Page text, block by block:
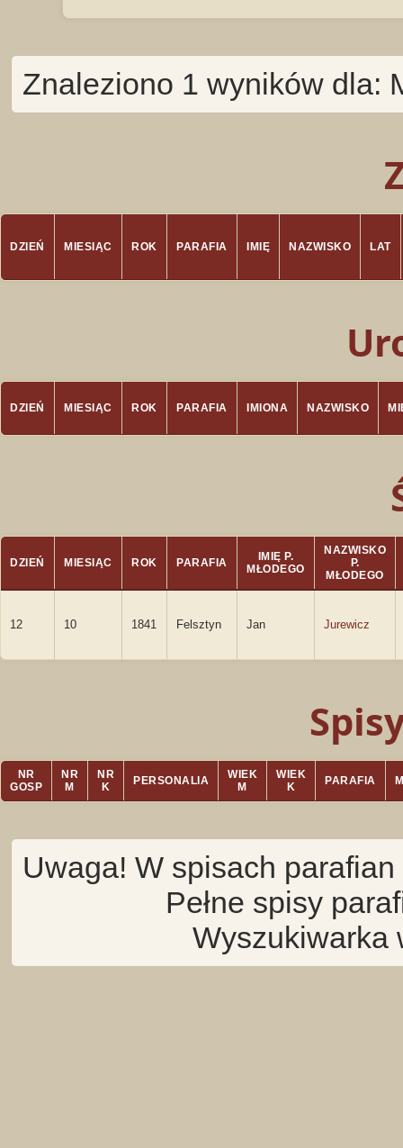
Znaleziono 1 wyników dla:
DZIEŃ MIESIĄC ROK PARAFIA IMIĘ NAZWISKO LAT
DZIEŃ MIESIĄC ROK PARAFIA IMIONA NAZWISKO
DZIEŃ MIESIĄC ROK PARAFIA
IMIĘ P.
MŁODEGO
NAZWISKO
P.
MŁODEGO
12 10 1841 Felsztyn Jan Jurewicz
NR
GOSP
NR
M
NR
K
PERSONALIA
WIEK
M
WIEK
K
PARAFIA
Uwaga! W spisach
Pełne spisy
Wyszukiwarka